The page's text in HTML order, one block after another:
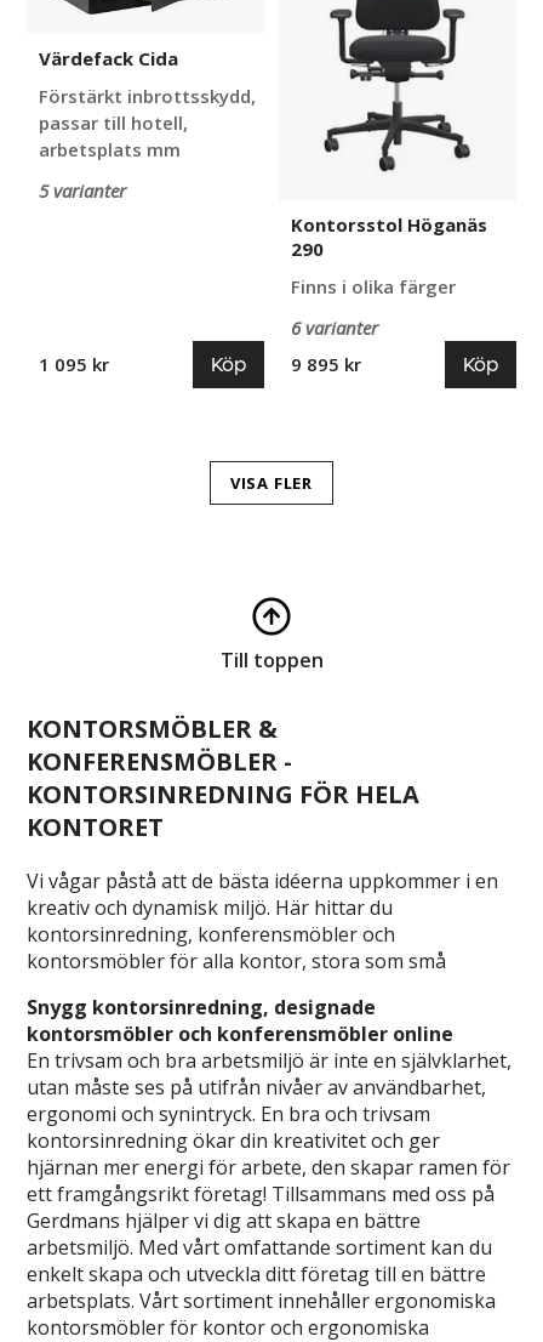
Värdefack Cida
Förstärkt inbrottsskydd,
passar till hotell,
arbetsplats mm
5 varianter
1 095 kr Köp
Kontorsstol Höganäs
290
Finns i olika färger
6 varianter
9 895 kr
Köp
VISA FLER
Till toppen
KONTORSMÖBLER &
KONFERENSMÖBLER -
KONTORSINREDNING FÖR HELA
KONTORET
Vi vågar påstå att de bästa idéerna uppkommer i en
kreativ och dynamisk miljö. Här hittar du
kontorsinredning, konferensmöbler och
kontorsmöbler för alla kontor, stora som små
Snygg kontorsinredning, designade
kontorsmöbler och konferensmöbler online
En trivsam och bra arbetsmiljö är inte en självklarhet,
utan måste ses på utifrån nivåer av användbarhet,
ergonomi och synintryck. En bra och trivsam
kontorsinredning ökar din kreativitet och ger
hjärnan mer energi för arbete, den skapar ramen för
ett framgångsrikt företag! Tillsammans med oss på
Gerdmans hjälper vi dig att skapa en bättre
arbetsmiljö. Med vårt omfattande sortiment kan du
enkelt skapa och utveckla ditt företag till en bättre
arbetsplats. Vårt sortiment innehåller ergonomiska
kontorsmöbler för kontor och ergonomiska